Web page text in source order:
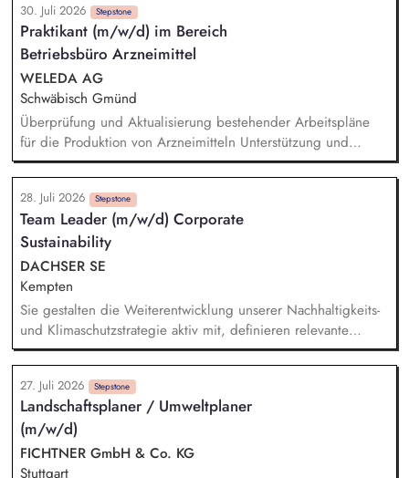
Technische Verhandlungen mit den Netzbetreibern zum
Netzanschluss und Sicherstellung der geltenden
Anschlussbedingungen und Vorschriften. Ansprechpartner:in
für alle Fragen rund um die elektrische Infrastruktur
(Umspannwerke, Kabeltrassen, Freileitungen) sowie
Netzanschlüsse. Abstimmung und Koordination mit internen
Fachabteilungen sowie externen Stakeholdern
30. Juli 2026 Stepstone
Praktikant (m/w/d) im Bereich
Betriebsbüro Arzneimittel
WELEDA AG
Schwäbisch Gmünd
Überprüfung und Aktualisierung bestehender Arbeitspläne
für die Produktion von Arzneimitteln Unterstützung und
eigenständige Aufnahme von Prozesszeiten in der Produktion
Arzneimittel Analyse und Dokumentation von
Produktionsabläufen gemäß GMP-Richtlinien Auswertung und
Beurteilung von Prozessdaten zur Identifikation von
Verbesserungspotenzialen Unterstützung bei der
Implementierung von Änderungen in den Arbeitsplänen
Pflege und Verwaltung der Arbeitsplandokumentation in den
entsprechenden IT-Systemen
28. Juli 2026 Stepstone
Team Leader (m/w/d) Corporate
Sustainability
DACHSER SE
Kempten
Sie gestalten die Weiterentwicklung unserer Nachhaltigkeits-
und Klimaschutzstrategie aktiv mit, definieren relevante
Fokusthemen und übersetzen strategische Zielsetzungen in
konkrete Roadmaps und Umsetzungsmaßnahmen. Sie
verantworten den Aufbau, die Steuerung und
Weiterentwicklung von Klimaschutzprojekten und
Projektportfolios im Kontext der Zero-Emission-Transition,
beraten interne und externe Stakeholder und entwickeln
gemeinsam mit relevanten Fachbereichen kundenorientierte
27. Juli 2026 Stepstone
Landschaftsplaner / Umweltplaner
(m/w/d)
FICHTNER GmbH & Co. KG
Stuttgart